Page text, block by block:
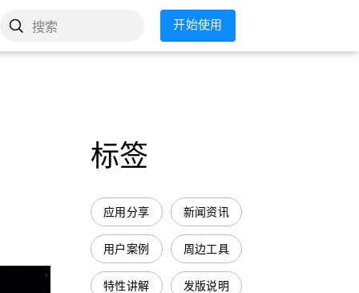
搜索 开始使用
标签
应用分享 新闻资讯
用户案例 周边工具
特性讲解 发版说明